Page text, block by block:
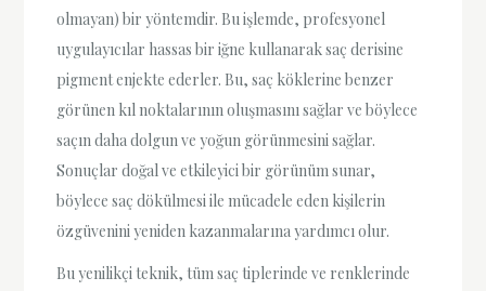
olmayan) bir yöntemdir. Bu işlemde, profesyonel
uygulayıcılar hassas bir iğne kullanarak saç derisine
pigment enjekte ederler. Bu, saç köklerine benzer
görünen kıl noktalarının oluşmasını sağlar ve böylece
saçın daha dolgun ve yoğun görünmesini sağlar.
Sonuçlar doğal ve etkileyici bir görünüm sunar,
böylece saç dökülmesi ile mücadele eden kişilerin
özgüvenini yeniden kazanmalarına yardımcı olur.
Bu yenilikçi teknik, tüm saç tiplerinde ve renklerinde